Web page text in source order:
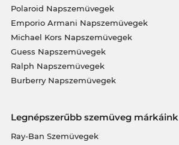
Polaroid Napszemüvegek
Emporio Armani Napszemüvegek
Michael Kors Napszemüvegek
Guess Napszemüvegek
Ralph Napszemüvegek
Burberry Napszemüvegek
Legnépszerűbb szemüveg márkáink
Ray-Ban Szemüvegek